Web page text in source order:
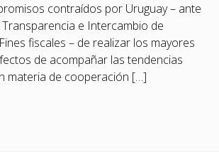
contraídos por Uruguay – ante
e Intercambio de
fiscales – de realizar los mayores
de acompañar las tendencias
materia de cooperación […]